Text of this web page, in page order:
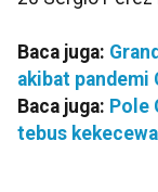
Baca juga:
akibat pandemi
Baca juga: Pole
tebus